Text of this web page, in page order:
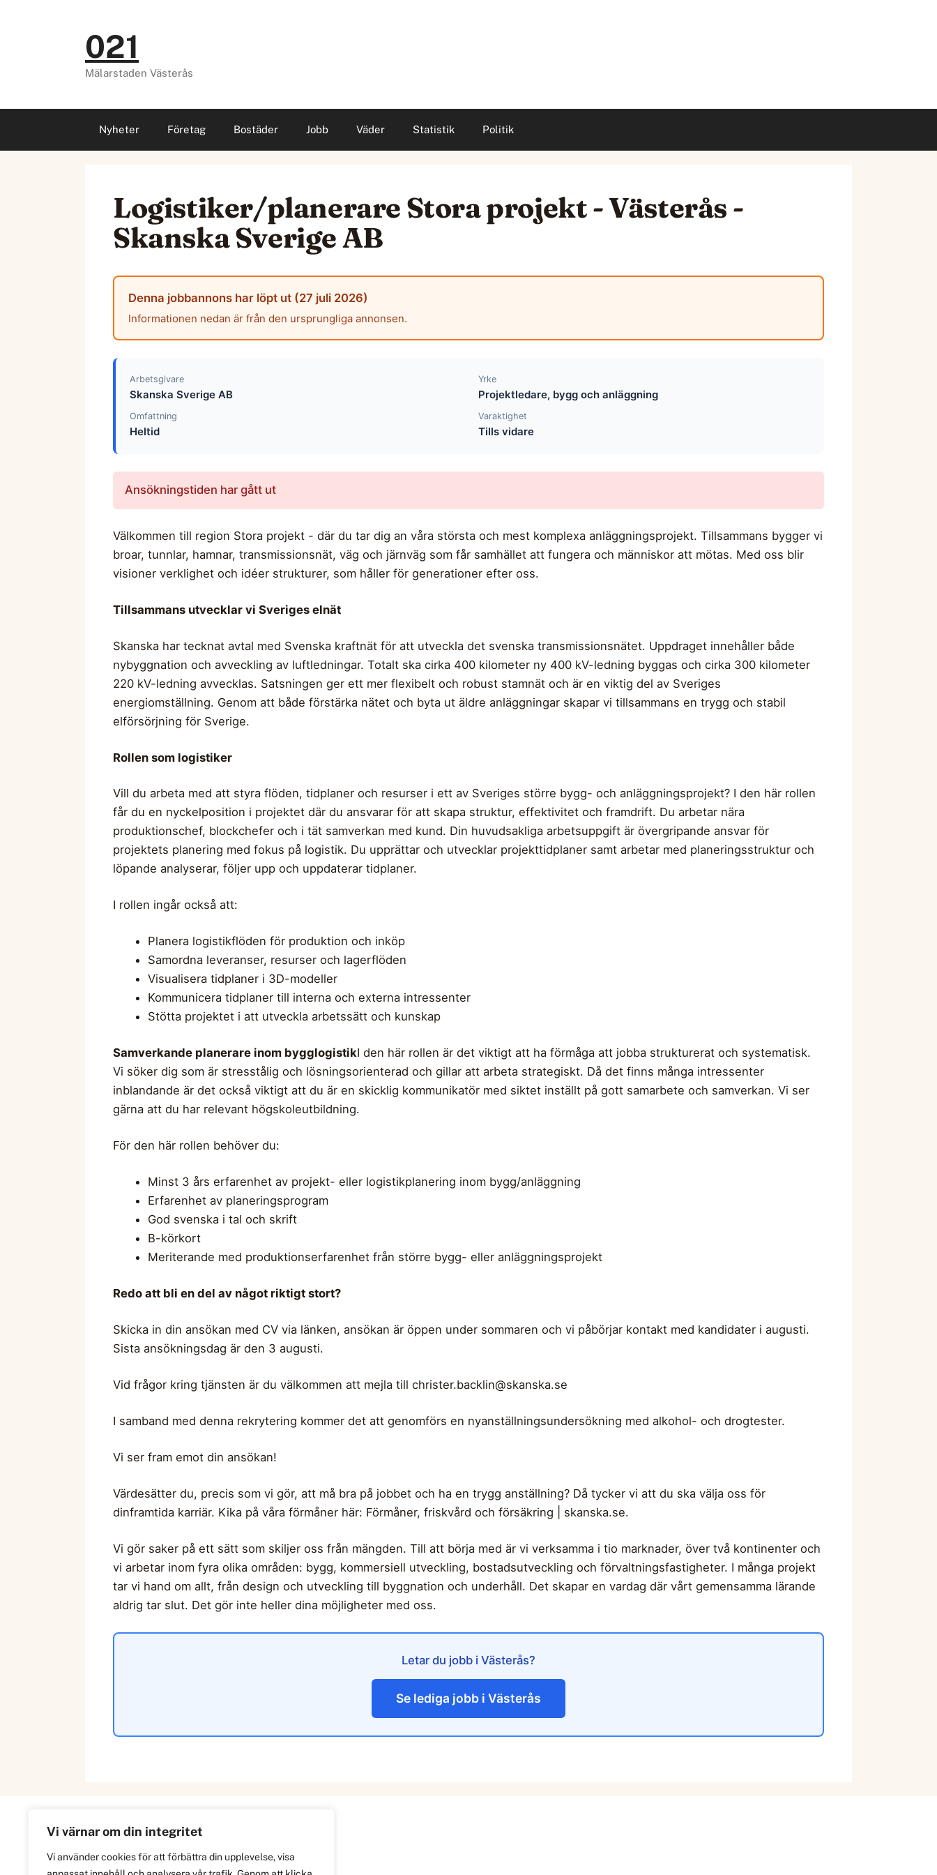
Vi värnar om din integritet
Vi använder cookies för att förbättra din upplevelse, visa
021
Mälarstaden Västerås
Nyheter Företag Bostäder Jobb Väder Statistik Politik
Logistiker/planerare Stora projekt - Västerås -
Skanska Sverige AB
Denna jobbannons har löpt ut (27 juli 2026)
Informationen nedan är från den ursprungliga annonsen.
Arbetsgivare
Skanska Sverige AB
Yrke
Projektledare, bygg och anläggning
Omfattning
Heltid
Varaktighet
Tills vidare
Ansökningstiden har gått ut
Välkommen till region Stora projekt - där du tar dig an våra största och mest komplexa anläggningsprojekt. Tillsammans bygger vi
broar, tunnlar, hamnar, transmissionsnät, väg och järnväg som får samhället att fungera och människor att mötas. Med oss blir
visioner verklighet och idéer strukturer, som håller för generationer efter oss.
Tillsammans utvecklar vi Sveriges elnät
Skanska har tecknat avtal med Svenska kraftnät för att utveckla det svenska transmissionsnätet. Uppdraget innehåller både
nybyggnation och avveckling av luftledningar. Totalt ska cirka 400 kilometer ny 400 kV-ledning byggas och cirka 300 kilometer
220 kV-ledning avvecklas. Satsningen ger ett mer flexibelt och robust stamnät och är en viktig del av Sveriges
energiomställning. Genom att både förstärka nätet och byta ut äldre anläggningar skapar vi tillsammans en trygg och stabil
elförsörjning för Sverige.
Rollen som logistiker
Vill du arbeta med att styra flöden, tidplaner och resurser i ett av Sveriges större bygg- och anläggningsprojekt? I den här rollen
får du en nyckelposition i projektet där du ansvarar för att skapa struktur, effektivitet och framdrift. Du arbetar nära
produktionschef, blockchefer och i tät samverkan med kund. Din huvudsakliga arbetsuppgift är övergripande ansvar för
projektets planering med fokus på logistik. Du upprättar och utvecklar projekttidplaner samt arbetar med planeringsstruktur och
löpande analyserar, följer upp och uppdaterar tidplaner.
I rollen ingår också att:
Planera logistikflöden för produktion och inköp
Samordna leveranser, resurser och lagerflöden
Visualisera tidplaner i 3D-modeller
Kommunicera tidplaner till interna och externa intressenter
Stötta projektet i att utveckla arbetssätt och kunskap
Samverkande planerare inom bygglogistikI den här rollen är det viktigt att ha förmåga att jobba strukturerat och systematisk.
Vi söker dig som är stresstålig och lösningsorienterad och gillar att arbeta strategiskt. Då det finns många intressenter
inblandande är det också viktigt att du är en skicklig kommunikatör med siktet inställt på gott samarbete och samverkan. Vi ser
gärna att du har relevant högskoleutbildning.
För den här rollen behöver du:
Minst 3 års erfarenhet av projekt- eller logistikplanering inom bygg/anläggning
Erfarenhet av planeringsprogram
God svenska i tal och skrift
B-körkort
Meriterande med produktionserfarenhet från större bygg- eller anläggningsprojekt
Redo att bli en del av något riktigt stort?
Skicka in din ansökan med CV via länken, ansökan är öppen under sommaren och vi påbörjar kontakt med kandidater i augusti.
Sista ansökningsdag är den 3 augusti.
Vid frågor kring tjänsten är du välkommen att mejla till christer.backlin@skanska.se
I samband med denna rekrytering kommer det att genomförs en nyanställningsundersökning med alkohol- och drogtester.
Vi ser fram emot din ansökan!
Värdesätter du, precis som vi gör, att må bra på jobbet och ha en trygg anställning? Då tycker vi att du ska välja oss för
dinframtida karriär. Kika på våra förmåner här: Förmåner, friskvård och försäkring | skanska.se.
Vi gör saker på ett sätt som skiljer oss från mängden. Till att börja med är vi verksamma i tio marknader, över två kontinenter och
vi arbetar inom fyra olika områden: bygg, kommersiell utveckling, bostadsutveckling och förvaltningsfastigheter. I många projekt
tar vi hand om allt, från design och utveckling till byggnation och underhåll. Det skapar en vardag där vårt gemensamma lärande
aldrig tar slut. Det gör inte heller dina möjligheter med oss.
Letar du jobb i Västerås?
Se lediga jobb i Västerås
Information